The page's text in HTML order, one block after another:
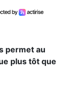
permet au
plus tôt que